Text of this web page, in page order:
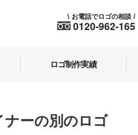
0120-962-165
\ お電話でロゴの相談 /
ロゴ制作実績
ーの別のロゴ